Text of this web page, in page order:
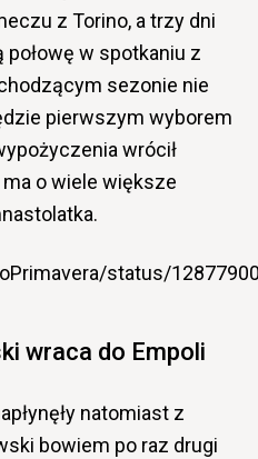
z Torino, a trzy dni
połowę w spotkaniu z
sezonie nie
pierwszym wyborem
wrócił
o wiele większe
status/
wraca do Empoli
natomiast z
bowiem po raz drugi